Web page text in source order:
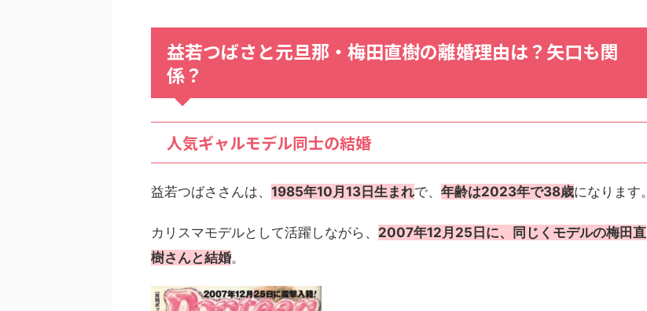
益若つばさと元旦那・梅田直樹の離婚理由は？矢口も関
係？
人気ギャルモデル同士の結婚
益若つばささんは、 1985年10月13日生まれで、 年齢は2023年で38歳になります。
カリスマモデルとして活躍しながら、 2007年12月25日に、同じくモデルの梅田直
樹さんと結婚。